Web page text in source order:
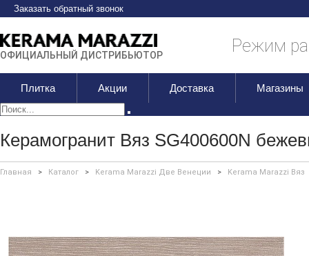
Заказать обратный звонок
ОФИЦИАЛЬНЫЙ ДИСТРИБЬЮТОР Режим
Плитка Акции Доставка Магазины
Керамогранит Вяз SG400600N
Главная > Каталог > Kerama Marazzi Две Венеции > Kerama Marazzi Вяз